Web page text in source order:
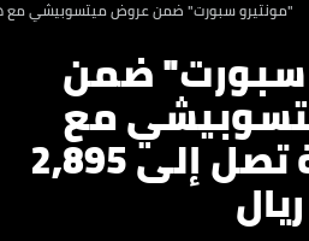
"مونتيرو سبورت" ضمن عروض ميتسوبيشي مع هدية
سبورت" ضمن
مع
هدية نقدية تصل إلى 2,895
ريال